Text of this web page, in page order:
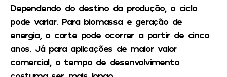
Dependendo do destino da produção, o ciclo
pode variar. Para biomassa e geração de
energia, o corte pode ocorrer a partir de cinco
anos. Já para aplicações de maior valor
comercial, o tempo de desenvolvimento